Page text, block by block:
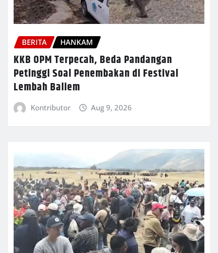
BERITA HANKAM
KKB OPM Terpecah, Beda Pandangan
Petinggi Soal Penembakan di Festival
Lembah Baliem
Kontributor Aug 9, 2026